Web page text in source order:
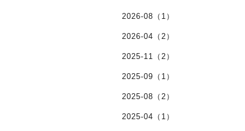
2026-08（1）
2026-04（2）
2025-11（2）
2025-09（1）
2025-08（2）
2025-04（1）